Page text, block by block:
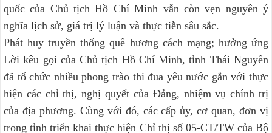
quốc của Chủ tịch Hồ Chí Minh vẫn còn vẹn nguyên ý
nghĩa lịch sử, giá trị lý luận và thực tiễn sâu sắc.
Phát huy truyền thống quê hương cách mạng; hưởng ứng
Lời kêu gọi của Chủ tịch Hồ Chí Minh, tỉnh Thái Nguyên
đã tổ chức nhiều phong trào thi đua yêu nước gắn với thực
hiện các chỉ thị, nghị quyết của Đảng, nhiệm vụ chính trị
của địa phương. Cùng với đó, các cấp ủy, cơ quan, đơn vị
trong tỉnh triển khai thực hiện Chỉ thị số 05-CT/TW của Bộ